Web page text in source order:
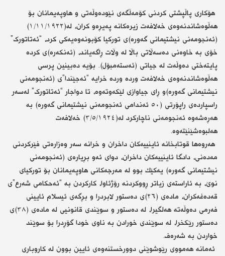
‎ هۆكاری پاڵپشتی كردنی كۆمه‌ڵگه‌ی نێوده‌وڵه‌تی و هاوپه‌یمانان بۆ
هه‌ڵوه‌شاندنه‌وه‌ی خه‌لافه‌ت زیره‌كانه‌ په‌یڕه‌و كران، له‌(١/١١/١٩٢٢)
(ئه‌نجومه‌نی نیشتیمانی گه‌وره‌)ی توركیا كۆبونه‌وه‌یه‌كی كرد، “ئەتاتورک”
خۆی به‌ خاوه‌نی ده‌سه‌ڵاتی باڵا له‌ وڵات ڕاگه‌یاند، (ئه‌نكه‌ره)‌ی كرده‌
پایته‌ختی ده‌وڵه‌ت له‌ جیاتی (ئه‌سته‌مبۆل). بۆیه‌ ده‌بینین پرسی
هه‌ڵوه‌شاندنه‌وه‌ی خه‌لافه‌ت ورده‌ ورده‌ خرایه‌ “ئه‌جێندا”ی (ئه‌نجومه‌نی
نیشتیمانی گه‌وره‌)و ڕای جیاوازی لێكه‌وته‌وه‌، تا دواجار “ئەتاتورک” له‌سه‌ر
راسپارده‌ی راپۆرتی (٥٠ ئه‌ندامی ئه‌نجومه‌نی نیشتیمانی گه‌وره‌) به‌
هه‌ڕه‌شه‌وه‌ ئه‌نجومه‌نی ناچاركرد له‌(٣/٥/١٩٢٤) خه‌لافه‌ت
هه‌لبوه‌شێنێته‌وه‌.
‎ هه‌روه‌ها قوتابخانه‌ ئاینییه‌كان داخران و خرانه‌ سه‌ر وه‌زاره‌تی فێركردنی
مه‌ده‌نی، دادگا ئاینییه‌كان داخران، دوای ئه‌و بڕیاره‌ی (ئه‌نجومه‌نی
نیشتیمانی گه‌وره)‌ یه‌كێك بوو له‌ مه‌رجه‌كانی هاوپه‌یمانان بۆ توركیای
نوێ، به‌ ئاراسته‌ی زیاتر ڕووكردنه‌ رۆژئاوا، كاركردن به‌ “ئه‌حكامی شه‌رع”ی
قه‌ده‌غه‌كران، ماده‌ی (٢٦)ی ده‌ستور لابردرا و بڕگه‌ی ئیسلام ئایینی
فه‌رمی ده‌وڵه‌ته‌ هه‌لگیرا، له‌ ده‌ستور و سوێندی قانونیی‌ له‌ ماده‌ی (٣٨)ی
ده‌ستور رێكخرا، له‌ سوێندی خورادن به‌ ناوی خودا گۆڕدرا بۆ سوێند
خواردن به‌ شه‌ره‌ف.
‎ ئه‌مانه‌ هه‌مووی رێوشوێنی دوورخستنه‌وه‌ی ئایین بوون له‌ كاروباری